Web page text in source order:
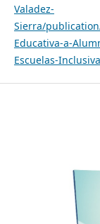
Valadez-
Sierra/
Educativa-a-
Escuelas-